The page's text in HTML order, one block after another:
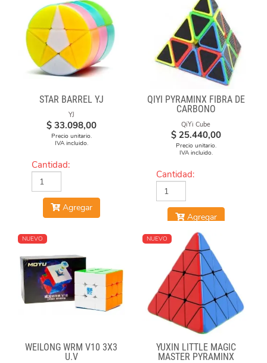
STAR BARREL YJ
YJ
$ 33.098,00
Precio unitario.
IVA incluido.
Cantidad:
Agregar
QIYI PYRAMINX FIBRA DE
CARBONO
QiYi Cube
$ 25.440,00
Precio unitario.
IVA incluido.
Cantidad:
Agregar
NUEVO
WEILONG WRM V10 3X3
U.V
NUEVO
YUXIN LITTLE MAGIC
MASTER PYRAMINX